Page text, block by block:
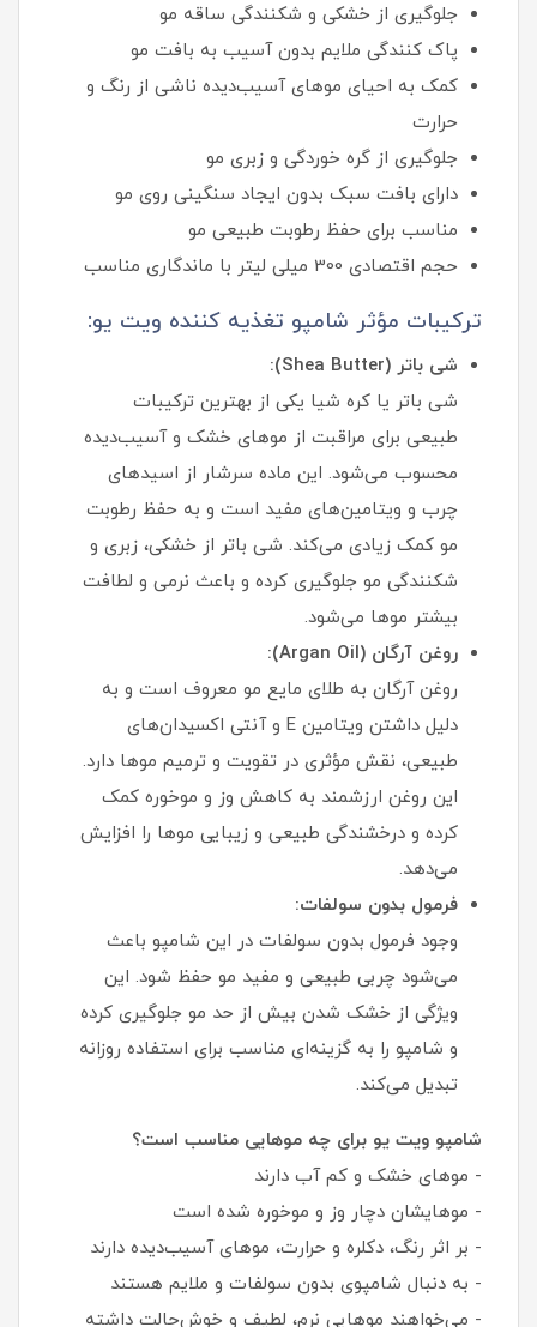
جلوگیری از خشکی و شکنندگی ساقه مو
پاک کنندگی ملایم بدون آسیب به بافت مو
کمک به احیای موهای آسیب‌دیده ناشی از رنگ و
حرارت
جلوگیری از گره خوردگی و زبری مو
دارای بافت سبک بدون ایجاد سنگینی روی مو
مناسب برای حفظ رطوبت طبیعی مو
حجم اقتصادی 300 میلی لیتر با ماندگاری مناسب
ترکیبات مؤثر شامپو تغذیه کننده ویت یو:
شی باتر (Shea Butter):
شی باتر یا کره شیا یکی از بهترین ترکیبات
طبیعی برای مراقبت از موهای خشک و آسیب‌دیده
محسوب می‌شود. این ماده سرشار از اسیدهای
چرب و ویتامین‌های مفید است و به حفظ رطوبت
مو کمک زیادی می‌کند. شی باتر از خشکی، زبری و
شکنندگی مو جلوگیری کرده و باعث نرمی و لطافت
بیشتر موها می‌شود.
روغن آرگان (Argan Oil):
روغن آرگان به طلای مایع مو معروف است و به
دلیل داشتن ویتامین E و آنتی اکسیدان‌های
طبیعی، نقش مؤثری در تقویت و ترمیم موها دارد.
این روغن ارزشمند به کاهش وز و موخوره کمک
کرده و درخشندگی طبیعی و زیبایی موها را افزایش
می‌دهد.
فرمول بدون سولفات:
وجود فرمول بدون سولفات در این شامپو باعث
می‌شود چربی طبیعی و مفید مو حفظ شود. این
ویژگی از خشک شدن بیش از حد مو جلوگیری کرده
و شامپو را به گزینه‌ای مناسب برای استفاده روزانه
تبدیل می‌کند.
شامپو ویت یو برای چه موهایی مناسب است؟
- موهای خشک و کم‌ آب دارند
- موهایشان دچار وز و موخوره شده است
- بر اثر رنگ، دکلره و حرارت، موهای آسیب‌دیده دارند
- به دنبال شامپوی بدون سولفات و ملایم هستند
- می‌خواهند موهایی نرم، لطیف و خوش‌حالت داشته